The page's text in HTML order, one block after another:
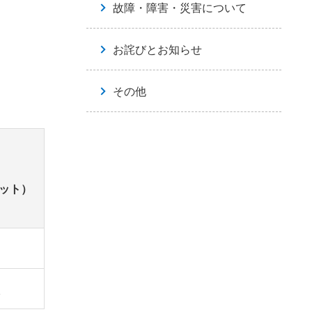
ト）
故障・障害・災害について
お詫びとお知らせ
その他